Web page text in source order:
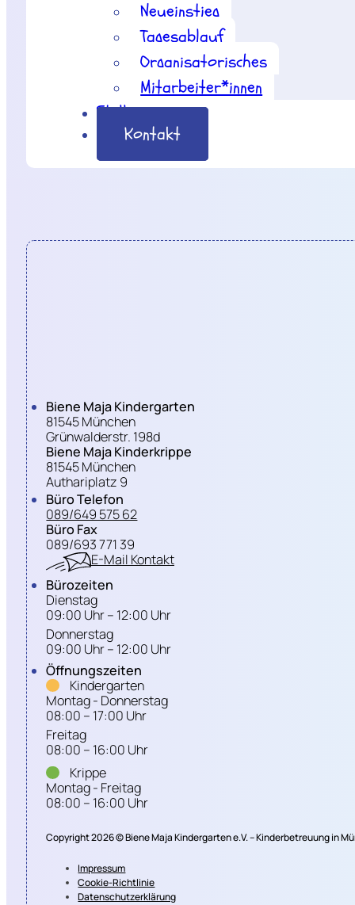
Neueinstieg
Tagesablauf
Organisatorisches
Mitarbeiter*innen
Stellenangebote
Kontakt
Biene Maja Kindergarten
81545 München
Grünwalderstr. 198d
Biene Maja Kinderkrippe
81545 München
Authariplatz 9
Büro Telefon
089/649 575 62
Büro Fax
089/693 771 39
E-Mail Kontakt
Bürozeiten
Dienstag
09:00 Uhr – 12:00 Uhr
Donnerstag
09:00 Uhr – 12:00 Uhr
Öffnungszeiten
Kindergarten
Montag - Donnerstag
08:00 – 17:00 Uhr
Freitag
08:00 – 16:00 Uhr
Krippe
Montag - Freitag
08:00 – 16:00 Uhr
Copyright 2026 © Biene Maja Kindergarten e.V. – Kinderbetreuung in
Impressum
Cookie-Richtlinie
Datenschutzerklärung